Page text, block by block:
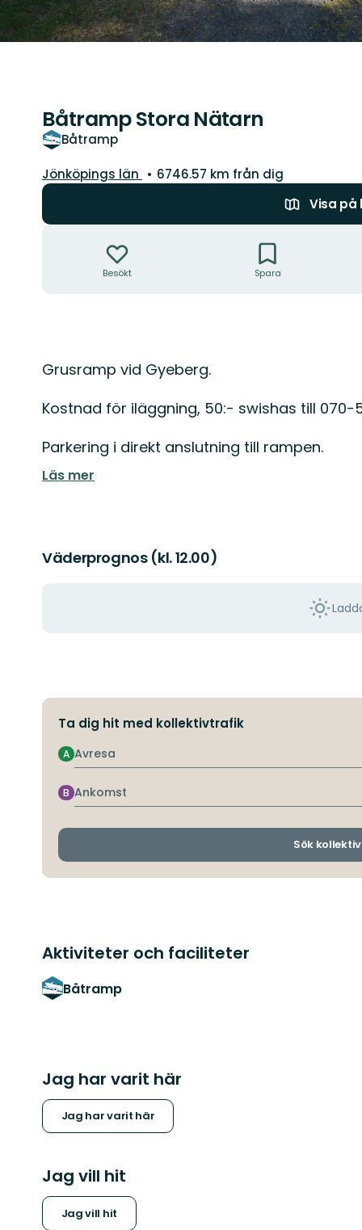
Båtramp Stora Nätarn
Båtramp
Län:
Jönköpings län
6746.57 km från dig
Visa på
Besökt Spara
Beskrivning
Grusramp vid Gyeberg.
Kostnad för iläggning, 50:- swishas till 070-
Parkering i direkt anslutning till rampen.
Läs mer
Väderprognos (kl. 12.00)
Ta dig hit med kollektivtrafik
Avresa
A
Ankomst
B
Sök
Aktiviteter och faciliteter
Båtramp
Jag har varit här
Jag har varit här
Jag vill hit
Jag vill hit